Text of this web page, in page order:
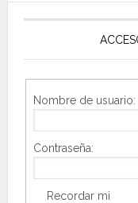
Nombre de usuario:
Contraseña:
Recordar mi